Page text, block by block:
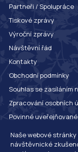
Naše webové
návštěvnické
Partneři / Spolupráce
Tiskové zprávy
Výroční zprávy
Návštěvní řád
Kontakty
Obchodní podmínky
Souhlas se zasíláním
Zpracování osobních
Povinné
Whistleblowing